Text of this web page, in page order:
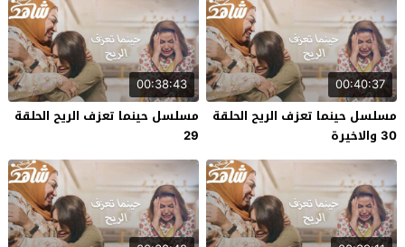
00:40:37
مسلسل حينما تعزف الريح الحلقة
30 والاخيرة
00:38:43
مسلسل حينما تعزف الريح الحلقة
29